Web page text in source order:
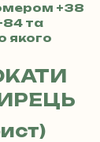
+38
84та
якого